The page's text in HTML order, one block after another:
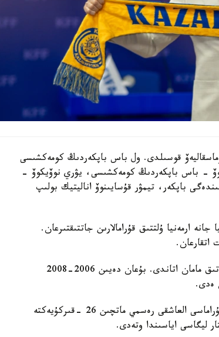
قوسىلدى. ول باس باپكەردىڭ كومەكشىسى
- باس باپكەردىڭ كومەكشىسى، يۋري نوۆيكوۆ -
باپكەر، تيمۋر قۇسايىنوۆ اناليتيك بولىپ
ارمەنيا ۇلتتىق قۇرامالارىن جاتتىقتىرعان.
اتقارعان.
ول قازاقستان ۇلتتىق قۇراماسىن باسقارعان ەكىنشى نيدەرلاندتىق مامان اتاندى. بۇعان دەيىن 2006-2008
ەدى.
دجون ۆانت سحيپ جەتەكشىلىك ەتەتىن قازاقستان ۇلتتىق قۇراماسى العاشقى رەسمي ماتچىن 26 -قىركۇيەكتە
ليگاسى اياسىندا وتەدى.